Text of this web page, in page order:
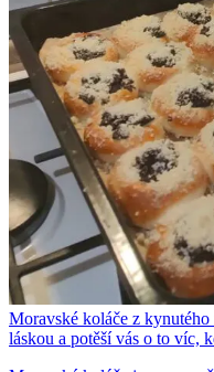
Moravské koláče z
láskou a potěší vás o to víc,